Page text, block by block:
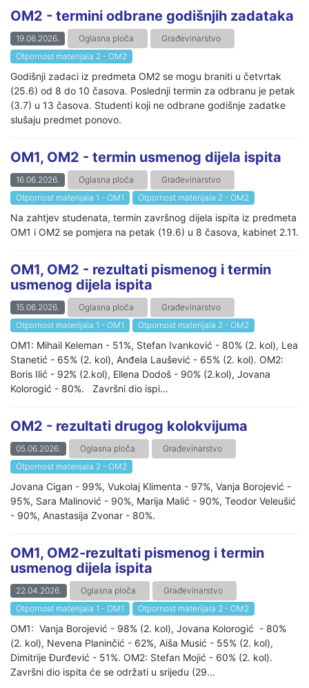
OM2 - termini odbrane godišnjih zadataka
19.06.2026. Oglasna ploča
Građevinarstvo
Otpornost materijala 2 - OM2
Godišnji zadaci iz predmeta OM2 se mogu braniti u četvrtak
(25.6) od 8 do 10 časova. Poslednji termin za odbranu je petak
(3.7) u 13 časova. Studenti koji ne odbrane godišnje zadatke
slušaju predmet ponovo.
OM1, OM2 - termin usmenog dijela ispita
16.06.2026. Oglasna ploča
Građevinarstvo
Otpornost materijala 1 - OM1
Otpornost materijala 2 - OM2
Na zahtjev studenata, termin završnog dijela ispita iz predmeta
OM1 i OM2 se pomjera na petak (19.6) u 8 časova, kabinet 2.11.
OM1, OM2 - rezultati pismenog i termin
usmenog dijela ispita
15.06.2026. Oglasna ploča
Građevinarstvo
Otpornost materijala 1 - OM1
Otpornost materijala 2 - OM2
OM1: Mihail Keleman - 51%, Stefan Ivanković - 80% (2. kol), Lea
Stanetić - 65% (2. kol), Anđela Laušević - 65% (2. kol). OM2:
Boris Ilić - 92% (2.kol), Ellena Dodoš - 90% (2.kol), Jovana
Kolorogić - 80%. Završni dio ispi...
OM2 - rezultati drugog kolokvijuma
05.06.2026. Oglasna ploča
Građevinarstvo
Otpornost materijala 2 - OM2
Jovana Cigan - 99%, Vukolaj Klimenta - 97%, Vanja Borojević -
95%, Sara Malinović - 90%, Marija Malić - 90%, Teodor Veleušić
- 90%, Anastasija Zvonar - 80%.
OM1, OM2-rezultati pismenog i termin
usmenog dijela ispita
22.04.2026. Oglasna ploča
Građevinarstvo
Otpornost materijala 1 - OM1
Otpornost materijala 2 - OM2
OM1: Vanja Borojević - 98% (2. kol), Jovana Kolorogić - 80%
(2. kol), Nevena Planinčić - 62%, Aiša Musić - 55% (2. kol),
Dimitrije Đurđević - 51%. OM2: Stefan Mojić - 60% (2. kol).
Završni dio ispita će se održati u srijedu (29...